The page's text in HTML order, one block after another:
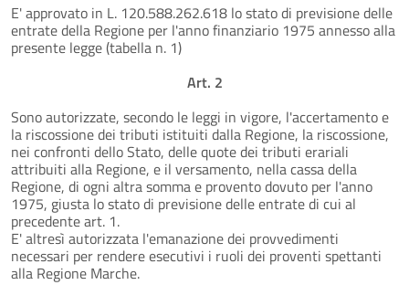
E' approvato in L. 120.588.262.618 lo stato di previsione delle
entrate della Regione per l'anno finanziario 1975 annesso alla
presente legge (tabella n. 1)
Art. 2
Sono autorizzate, secondo le leggi in vigore, l'accertamento e
la riscossione dei tributi istituiti dalla Regione, la riscossione,
nei confronti dello Stato, delle quote dei tributi erariali
attribuiti alla Regione, e il versamento, nella cassa della
Regione, di ogni altra somma e provento dovuto per l'anno
1975, giusta lo stato di previsione delle entrate di cui al
precedente art. 1.
E' altresì autorizzata l'emanazione dei provvedimenti
necessari per rendere esecutivi i ruoli dei proventi spettanti
alla Regione Marche.